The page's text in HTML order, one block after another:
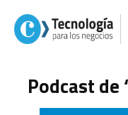
Podcast